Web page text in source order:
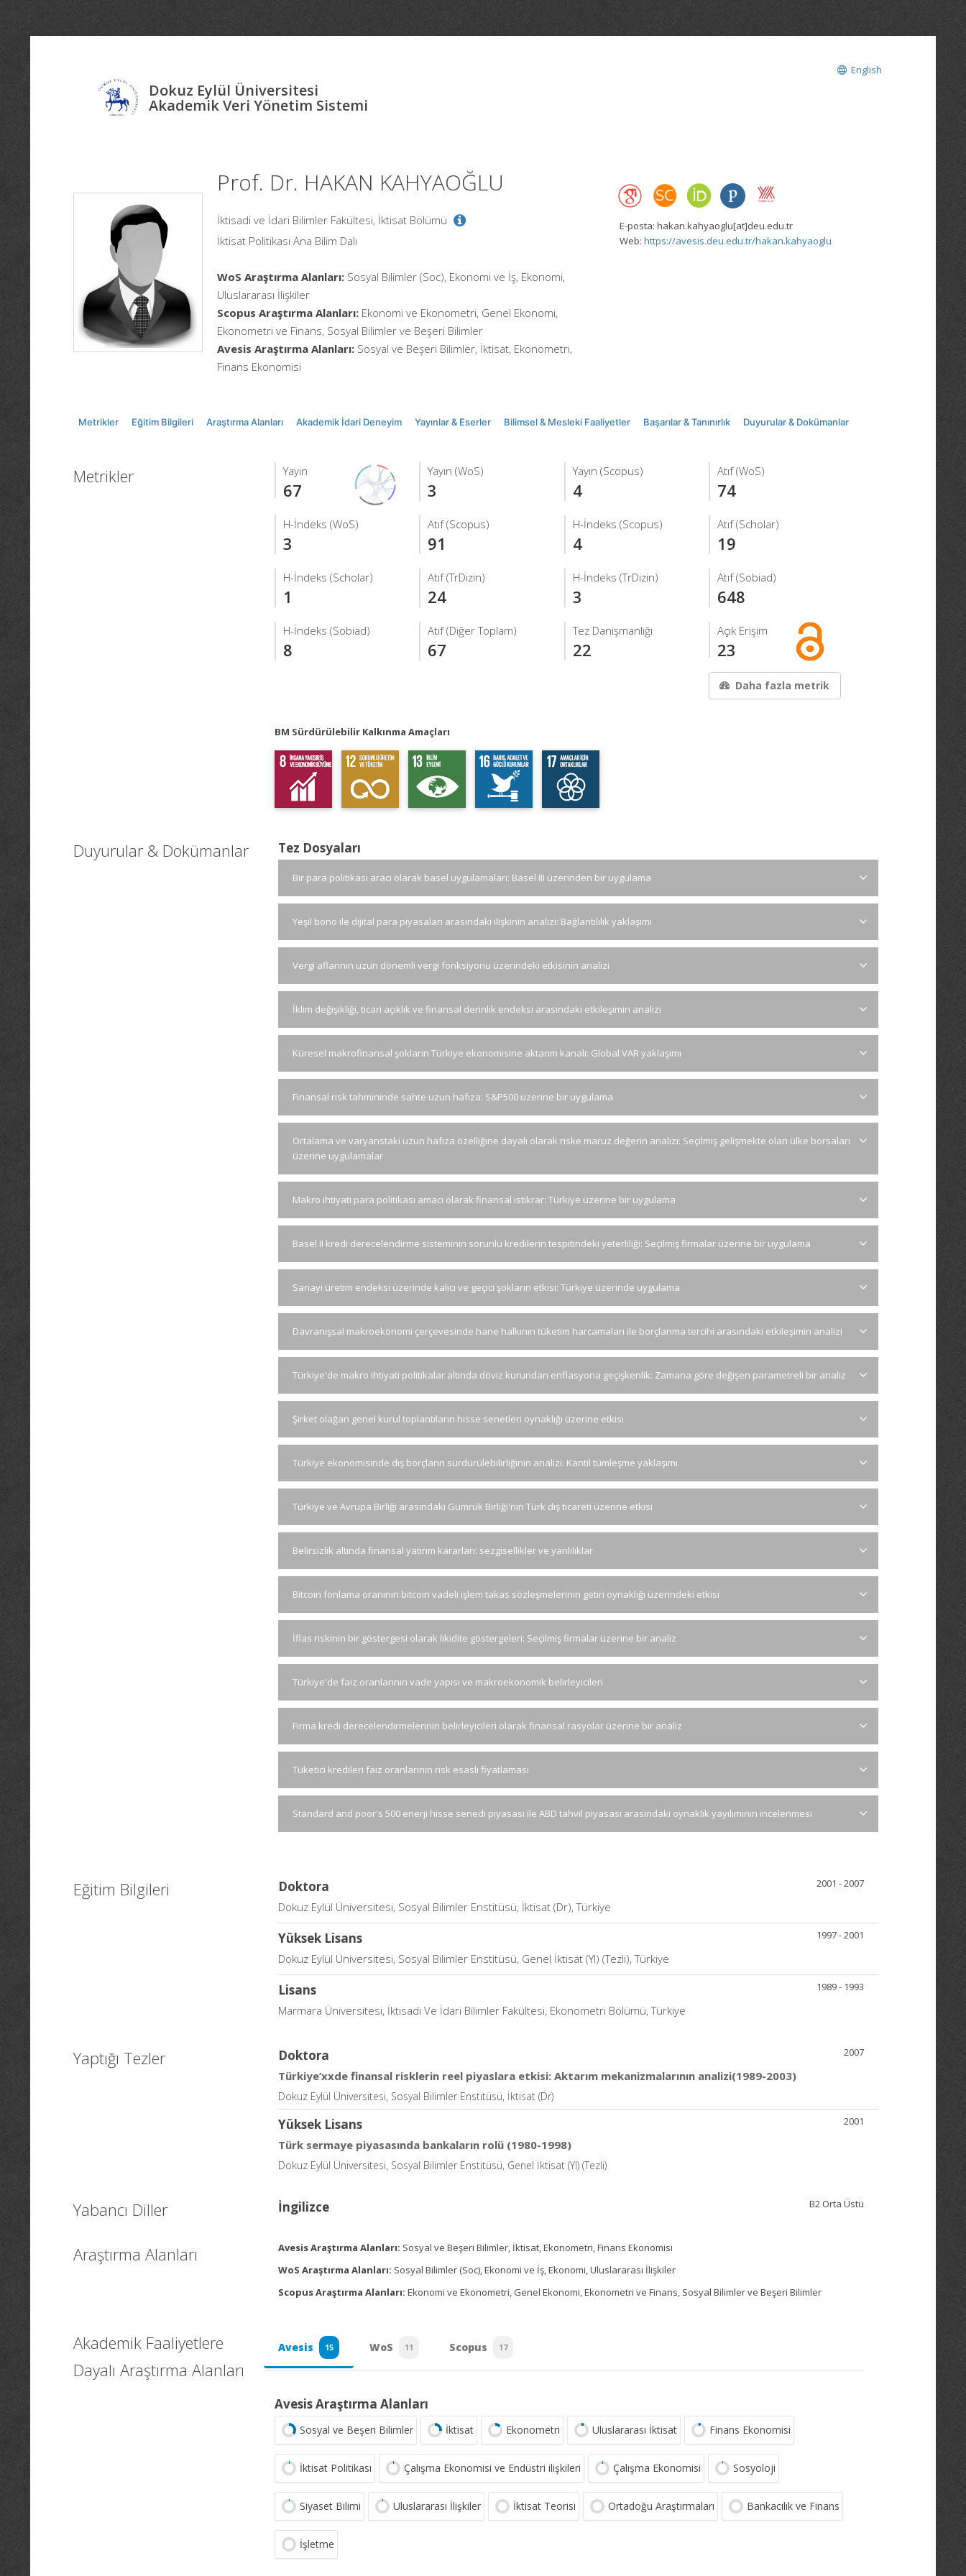
Dokuz Eylül Üniversitesi
Akademik Veri Yönetim Sistemi
English
Prof. Dr. HAKAN KAHYAOĞLU
İktisadi ve İdari Bilimler Fakültesi, İktisat Bölümü
İktisat Politikası Ana Bilim Dalı
WoS Araştırma Alanları: Sosyal Bilimler (Soc), Ekonomi ve İş, Ekonomi,
Uluslararası İlişkiler
Scopus Araştırma Alanları: Ekonomi ve Ekonometri, Genel Ekonomi,
Ekonometri ve Finans, Sosyal Bilimler ve Beşeri Bilimler
Avesis Araştırma Alanları: Sosyal ve Beşeri Bilimler, İktisat, Ekonometri,
Finans Ekonomisi
E-posta: hakan.kahyaoglu[at]deu.edu.tr
Web: https://avesis.deu.edu.tr/hakan.kahyaoglu
Metrikler Eğitim Bilgileri Araştırma Alanları Akademik İdari Deneyim Yayınlar & Eserler Bilimsel & Mesleki Faaliyetler Başarılar & Tanınırlık Duyurular & Dokümanlar
Metrikler Yayın
67
Yayın (WoS)
3
Yayın (Scopus)
4
Atıf (WoS)
74
H-İndeks (WoS)
3
Atıf (Scopus)
91
H-İndeks (Scopus)
4
Atıf (Scholar)
19
H-İndeks (Scholar)
1
Atıf (TrDizin)
24
H-İndeks (TrDizin)
3
Atıf (Sobiad)
648
H-İndeks (Sobiad)
8
Atıf (Diğer Toplam)
67
Tez Danışmanlığı
22
Açık Erişim
23
Daha fazla metrik
BM Sürdürülebilir Kalkınma Amaçları
Duyurular & Dokümanlar Tez Dosyaları
Bir para politikası aracı olarak basel uygulamaları: Basel III üzerinden bir uygulama
Yeşil bono ile dijital para piyasaları arasındaki ilişkinin analizi: Bağlantılılık yaklaşımı
Vergi aflarının uzun dönemli vergi fonksiyonu üzerindeki etkisinin analizi
İklim değişikliği, ticari açıklık ve finansal derinlik endeksi arasındaki etkileşimin analizi
Küresel makrofinansal şokların Türkiye ekonomisine aktarım kanalı: Global VAR yaklaşımı
Finansal risk tahmininde sahte uzun hafıza: S&P500 üzerine bir uygulama
Ortalama ve varyanstaki uzun hafıza özelliğine dayalı olarak riske maruz değerin analizi: Seçilmiş gelişmekte olan ülke borsaları
üzerine uygulamalar
Makro ihtiyati para politikası amacı olarak finansal istikrar: Türkiye üzerine bir uygulama
Basel II kredi derecelendirme sisteminin sorunlu kredilerin tespitindeki yeterliliği: Seçilmiş firmalar üzerine bir uygulama
Sanayi üretim endeksi üzerinde kalıcı ve geçici şokların etkisi: Türkiye üzerinde uygulama
Davranışsal makroekonomi çerçevesinde hane halkının tüketim harcamaları ile borçlanma tercihi arasındaki etkileşimin analizi
Türkiye'de makro ihtiyati politikalar altında döviz kurundan enflasyona geçişkenlik: Zamana göre değişen parametreli bir analiz
Şirket olağan genel kurul toplantıların hisse senetleri oynaklığı üzerine etkisi
Türkiye ekonomisinde dış borçların sürdürülebilirliğinin analizi: Kantil tümleşme yaklaşımı
Türkiye ve Avrupa Birliği arasındaki Gümrük Birliği'nin Türk dış ticareti üzerine etkisi
Belirsizlik altında finansal yatırım kararları: sezgisellikler ve yanlılıklar
Bitcoin fonlama oranının bitcoin vadeli işlem takas sözleşmelerinin getiri oynaklığı üzerindeki etkisi
İflas riskinin bir göstergesi olarak likidite göstergeleri: Seçilmiş firmalar üzerine bir analiz
Türkiye'de faiz oranlarının vade yapısı ve makroekonomik belirleyicileri
Firma kredi derecelendirmelerinin belirleyicileri olarak finansal rasyolar üzerine bir analiz
Tüketici kredileri faiz oranlarının risk esaslı fiyatlaması
Standard and poor's 500 enerji hisse senedi piyasası ile ABD tahvil piyasası arasındaki oynaklık yayılımının incelenmesi
Eğitim Bilgileri 2001 - 2007
Doktora
Dokuz Eylül Üniversitesi, Sosyal Bilimler Enstitüsü, İktisat (Dr), Türkiye
1997 - 2001
Yüksek Lisans
Dokuz Eylül Üniversitesi, Sosyal Bilimler Enstitüsü, Genel İktisat (Yl) (Tezli), Türkiye
1989 - 1993
Lisans
Marmara Üniversitesi, İktisadi Ve İdari Bilimler Fakültesi, Ekonometri Bölümü, Türkiye
Yaptığı Tezler 2007
Doktora
Türkiye’xxde finansal risklerin reel piyaslara etkisi: Aktarım mekanizmalarının analizi(1989-2003)
Dokuz Eylül Üniversitesi, Sosyal Bilimler Enstitüsü, İktisat (Dr)
2001
Yüksek Lisans
Türk sermaye piyasasında bankaların rolü (1980-1998)
Dokuz Eylül Üniversitesi, Sosyal Bilimler Enstitüsü, Genel İktisat (Yl) (Tezli)
Yabancı Diller B2 Orta Üstü
İngilizce
Araştırma Alanları Avesis Araştırma Alanları: Sosyal ve Beşeri Bilimler, İktisat, Ekonometri, Finans Ekonomisi
WoS Araştırma Alanları: Sosyal Bilimler (Soc), Ekonomi ve İş, Ekonomi, Uluslararası İlişkiler
Scopus Araştırma Alanları: Ekonomi ve Ekonometri, Genel Ekonomi, Ekonometri ve Finans, Sosyal Bilimler ve Beşeri Bilimler
Akademik Faaliyetlere
Dayalı Araştırma Alanları
Avesis 15 WoS 11 Scopus 17
Avesis Araştırma Alanları
Sosyal ve Beşeri Bilimler İktisat Ekonometri Uluslararası İktisat Finans Ekonomisi
İktisat Politikası Çalışma Ekonomisi ve Endüstri ilişkileri Çalışma Ekonomisi Sosyoloji
Siyaset Bilimi Uluslararası İlişkiler İktisat Teorisi Ortadoğu Araştırmaları Bankacılık ve Finans
İşletme